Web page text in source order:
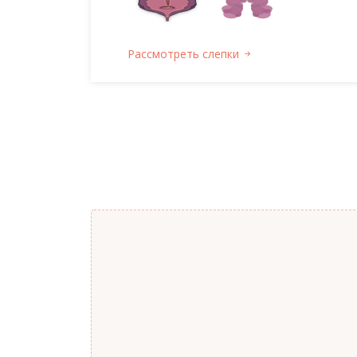
Рассмотреть слепки